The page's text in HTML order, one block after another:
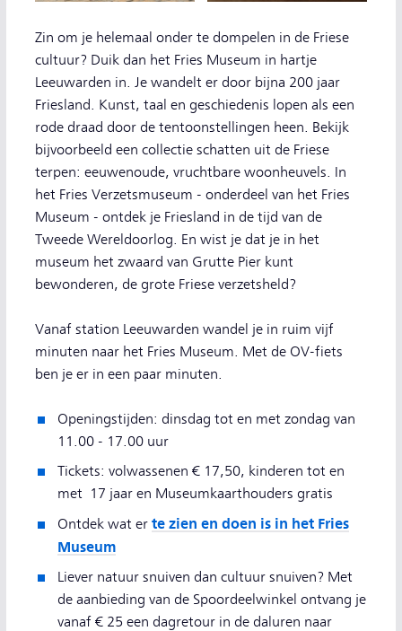
Zin om je helemaal onder te dompelen in de Friese
cultuur? Duik dan het Fries Museum in hartje
Leeuwarden in. Je wandelt er door bijna 200 jaar
Friesland. Kunst, taal en geschiedenis lopen als een
rode draad door de tentoonstellingen heen. Bekijk
bijvoorbeeld een collectie schatten uit de Friese
terpen: eeuwenoude, vruchtbare woonheuvels. In
het Fries Verzetsmuseum - onderdeel van het Fries
Museum - ontdek je Friesland in de tijd van de
Tweede Wereldoorlog. En wist je dat je in het
museum het zwaard van Grutte Pier kunt
bewonderen, de grote Friese verzetsheld?
Vanaf station Leeuwarden wandel je in ruim vijf
minuten naar het Fries Museum. Met de OV-fiets
ben je er in een paar minuten.
Openingstijden: dinsdag tot en met zondag van
11.00 - 17.00 uur
Tickets: volwassenen € 17,50, kinderen tot en
met 17 jaar en Museumkaarthouders gratis
Ontdek wat er te zien en doen is in het Fries
Museum
Liever natuur snuiven dan cultuur snuiven? Met
de aanbieding van de Spoordeelwinkel ontvang je
vanaf € 25 een dagretour in de daluren naar